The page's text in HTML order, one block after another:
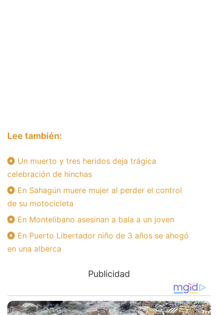
Lee también:
Un muerto y tres heridos deja trágica
celebración de hinchas
En Sahagún muere mujer al perder el control
de su motocicleta
En Montelibano asesinan a bala a un joven
En Puerto Libertador niño de 3 años se ahogó
en una alberca
Publicidad